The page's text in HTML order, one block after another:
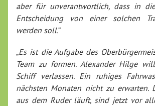
aber für unverantwortlich, dass in
Entscheidung von einer solchen
werden soll.“
„Es ist die Aufgabe des
Team zu formen. Alexander Hilge
Schiff verlassen. Ein ruhiges
nächsten Monaten nicht zu erwarten.
aus dem Ruder läuft, sind jetzt vor